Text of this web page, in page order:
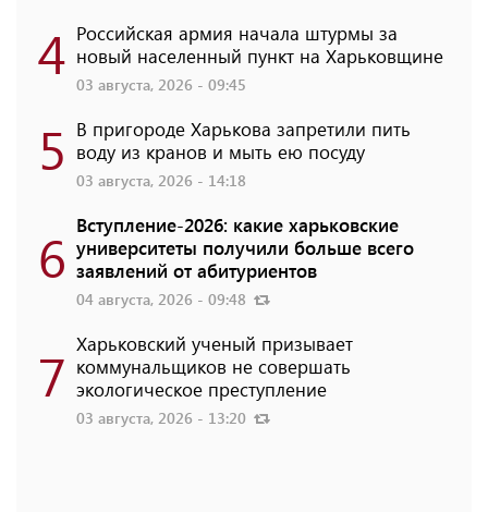
4 Российская армия начала штурмы за
новый населенный пункт на Харьковщине
03 августа, 2026 - 09:45
5 В пригороде Харькова запретили пить
воду из кранов и мыть ею посуду
03 августа, 2026 - 14:18
6 Вступление-2026: какие харьковские
университеты получили больше всего
заявлений от абитуриентов
04 августа, 2026 - 09:48
7 Харьковский ученый призывает
коммунальщиков не совершать
экологическое преступление
03 августа, 2026 - 13:20